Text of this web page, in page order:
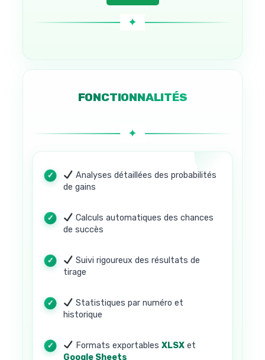
FONCTIONNALITÉS
Analyses détaillées des probabilités
de gains
Calculs automatiques des chances
de succès
Suivi rigoureux des résultats de
tirage
Statistiques par numéro et
historique
Formats exportables XLSXet
Google Sheets